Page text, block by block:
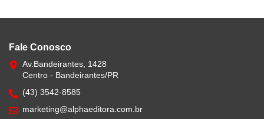
Fale Conosco
Av.Bandeirantes, 1428
Centro - Bandeirantes/PR
(43) 3542-8585
marketing@alphaeditora.com.br